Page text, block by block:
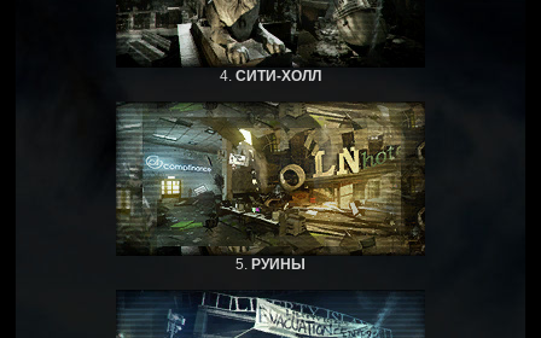
4. СИТИ-ХОЛЛ
5. РУИНЫ